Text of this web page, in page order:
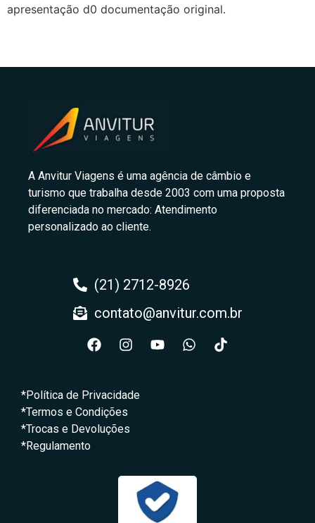
apresentação d0 documentação original.
A Anvitur Viagens é uma agência de câmbio e
turismo que trabalha desde 2003 com uma proposta
diferenciada no mercado: Atendimento
personalizado ao cliente.
(21) 2712-8926
contato@anvitur.com.br
*Política de Privacidade
*Termos e Condições
*Trocas e Devoluções
*Regulamento